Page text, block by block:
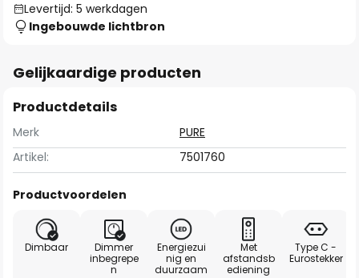
Levertijd: 5 werkdagen
Ingebouwde lichtbron
Gelijkaardige producten
Productdetails
Merk
PURE
Artikel:
7501760
Productvoordelen
Dimbaar
Dimmer
inbegrepe
n
Energiezui
nig en
duurzaam
Met
afstandsb
ediening
Type C -
Eurostekker